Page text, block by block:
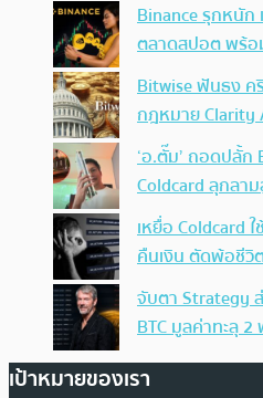
Binance รุกหนัก
ตลาดสปอต พร้อ
Bitwise ฟันธง ค
กฎหมาย Clarity
‘อ.ตั๊ม’ ถอดปลั้ก
Coldcard ลุกลา
เหยื่อ Coldcard
คืนเงิน ตัดพ้อชีวิ
จับตา Strategy
BTC มูลค่าทะลุ
เป้าหมายของเรา